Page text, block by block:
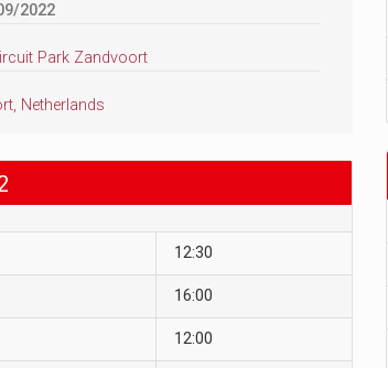
2022
Park Zandvoort
Netherlands
12:30
16:00
12:00